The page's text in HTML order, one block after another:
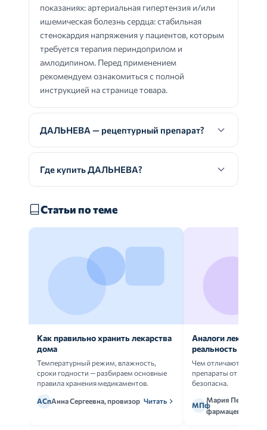
показаниях: артериальная гипертензия и/или
ишемическая болезнь сердца: стабильная
стенокардия напряжения у пациентов, которым
требуется терапия периндоприлом и
амлодипином. Перед применением
рекомендуем ознакомиться с полной
инструкцией на странице товара.
ДАЛЬНЕВА — рецептурный препарат?
Где купить ДАЛЬНЕВА?
Статьи по теме
Как правильно хранить лекарства
дома
Температурный режим, влажность,
сроки годности — разбираем основные
правила хранения медикаментов.
АСпАнна Сергеевна, провизор Читать
Аналоги
реальность
Чем отличаются
препараты от
безопасна.
МПф
Мария Петрова,
фармацевт